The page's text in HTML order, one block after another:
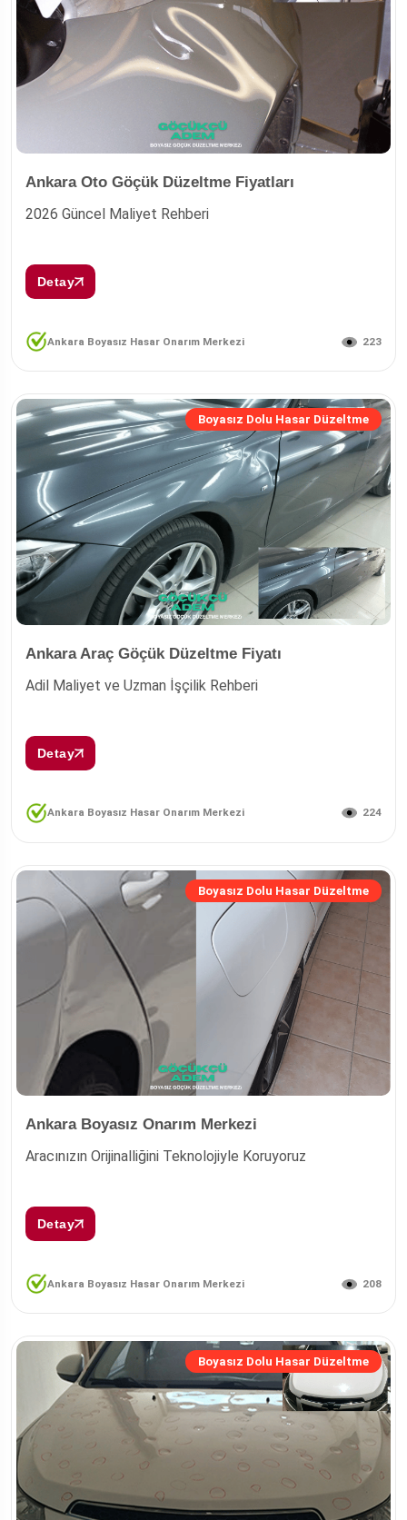
Ankara Oto Göçük Düzeltme Fiyatları
2026 Güncel Maliyet Rehberi
Detay
Ankara Boyasız Hasar Onarım Merkezi 223
Boyasız Dolu Hasar Düzeltme
Ankara Araç Göçük Düzeltme Fiyatı
Adil Maliyet ve Uzman İşçilik Rehberi
Detay
Ankara Boyasız Hasar Onarım Merkezi 224
Boyasız Dolu Hasar Düzeltme
Ankara Boyasız Onarım Merkezi
Aracınızın Orijinalliğini Teknolojiyle Koruyoruz
Detay
Ankara Boyasız Hasar Onarım Merkezi 208
Boyasız Dolu Hasar Düzeltme